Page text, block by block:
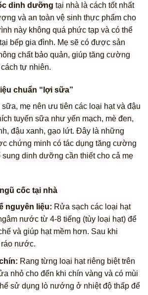
dinh dưỡng tại nhà là cách tốt nhất
và an toàn vệ sinh thực phẩm cho
này không quá phức tạp và có thể
bếp gia đình. Mẹ sẽ có được sản
chất bảo quản, giúp tăng cường
tự nhiên.
chuẩn “lợi sữa”
mẹ nên ưu tiên các loại hạt và đậu
tuyến sữa như yến mạch, mè đen,
đậu xanh, gạo lứt. Đây là những
chứng minh có tác dụng tăng cường
dinh dưỡng cần thiết cho cả mẹ
cốc tại nhà
nguyên liệu: Rửa sạch các loại hạt
nước từ 4-8 tiếng (tùy loại hạt) để
và giúp hạt mềm hơn. Sau khi
nước.
Rang từng loại hạt riêng biệt trên
nhỏ cho đến khi chín vàng và có mùi
sử dụng lò nướng ở nhiệt độ thấp để